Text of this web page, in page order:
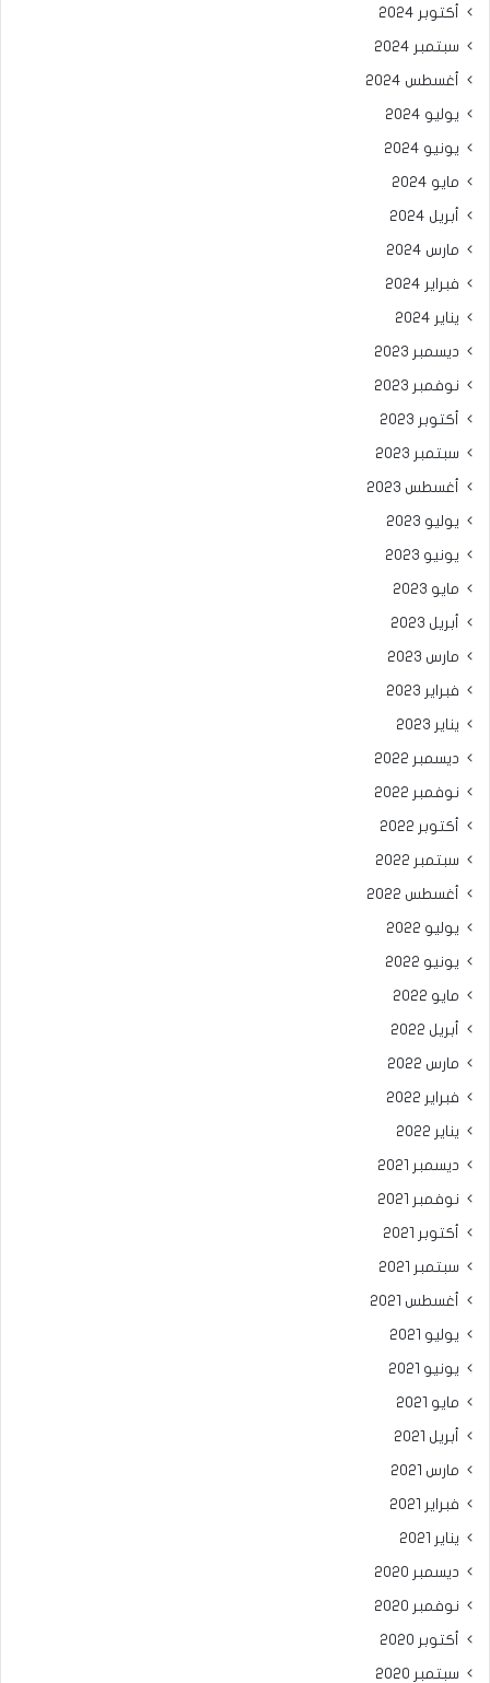
أكتوبر 2024
سبتمبر 2024
أغسطس 2024
يوليو 2024
يونيو 2024
مايو 2024
أبريل 2024
مارس 2024
فبراير 2024
يناير 2024
ديسمبر 2023
نوفمبر 2023
أكتوبر 2023
سبتمبر 2023
أغسطس 2023
يوليو 2023
يونيو 2023
مايو 2023
أبريل 2023
مارس 2023
فبراير 2023
يناير 2023
ديسمبر 2022
نوفمبر 2022
أكتوبر 2022
سبتمبر 2022
أغسطس 2022
يوليو 2022
يونيو 2022
مايو 2022
أبريل 2022
مارس 2022
فبراير 2022
يناير 2022
ديسمبر 2021
نوفمبر 2021
أكتوبر 2021
سبتمبر 2021
أغسطس 2021
يوليو 2021
يونيو 2021
مايو 2021
أبريل 2021
مارس 2021
فبراير 2021
يناير 2021
ديسمبر 2020
نوفمبر 2020
أكتوبر 2020
سبتمبر 2020